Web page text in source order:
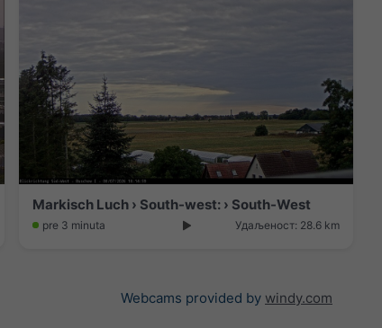
Markisch Luch › South-west: › South-West
pre 3 minuta Удаљеност: 28.6 km
Webcams provided by windy.com